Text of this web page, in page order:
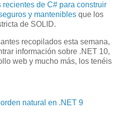
de C# para construir
y mantenibles que los
de SOLID.
recopilados esta semana,
información sobre .NET 10,
web y mucho más, los tenéis
natural en .NET 9